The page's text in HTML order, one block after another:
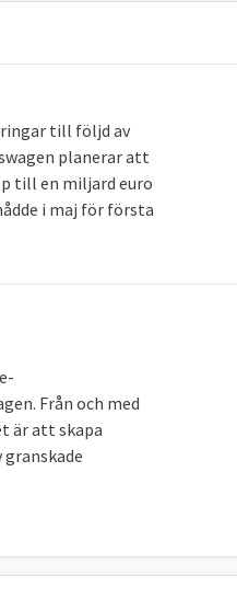
ekonomiska att en
att bli en
Kinas planer.
kan Kina skaffa sig
för Kina i politiska
gruppen med länder
försöker man sluta
till följd av
planerar att
till en miljard euro
i maj för första
Från och med
är att skapa